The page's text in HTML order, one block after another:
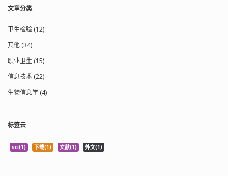
文章分类
卫生检验 (12)
其他 (34)
职业卫生 (15)
信息技术 (22)
生物信息学 (4)
标签云
sci(1) 下载(1) 文献(1) 外文(1)